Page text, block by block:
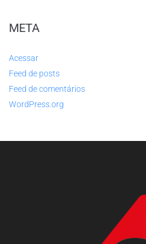
META
Acessar
Feed de posts
Feed de comentários
WordPress.org